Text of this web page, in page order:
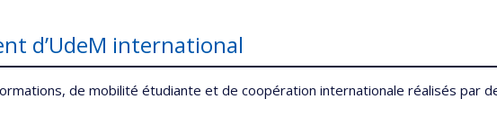
d’UdeM international
de mobilité étudiante et de coopération internationale réalisés par